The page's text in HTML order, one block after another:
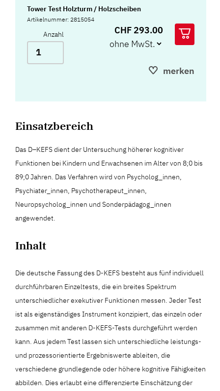
Tower Test Holzturm / Holzscheiben
Artikelnummer: 2815054
Anzahl CHF 293.00
merken
Einsatzbereich
Das D–KEFS dient der Untersuchung höherer kognitiver
Funktionen bei Kindern und Erwachsenen im Alter von 8;0 bis
89;0 Jahren. Das Verfahren wird von Psycholog_innen,
Psychiater_innen, Psychotherapeut_innen,
Neuropsycholog_innen und Sonderpädagog_innen
angewendet.
Inhalt
Die deutsche Fassung des D-KEFS besteht aus fünf individuell
durchführbaren Einzeltests, die ein breites Spektrum
unterschiedlicher exekutiver Funktionen messen. Jeder Test
ist als eigenständiges Instrument konzipiert, das einzeln oder
zusammen mit anderen D-KEFS-Tests durchgeführt werden
kann. Aus jedem Test lassen sich unterschiedliche leistungs-
und prozessorientierte Ergebniswerte ableiten, die
verschiedene grundlegende oder höhere kognitive Fähigkeiten
abbilden. Dies erlaubt eine differenzierte Einschätzung der